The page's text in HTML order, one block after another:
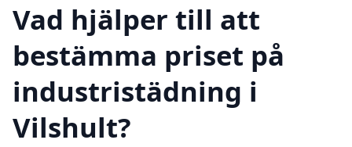
Vad hjälper till att
bestämma priset på
industristädning i
Vilshult?